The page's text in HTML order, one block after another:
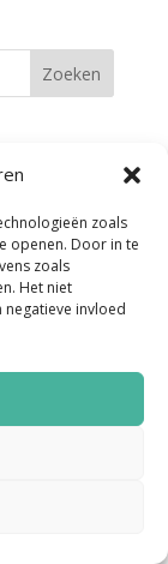
zoals
openen. Door in te
zoals
Het niet
invloed
&